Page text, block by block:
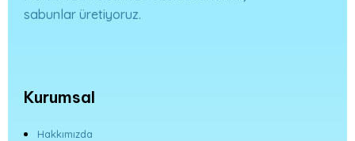
sabunlar üretiyoruz.
Kurumsal
Hakkımızda